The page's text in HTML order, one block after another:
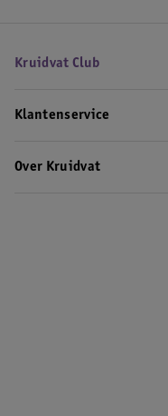
Kruidvat Club
Klantenservice
Over Kruidvat